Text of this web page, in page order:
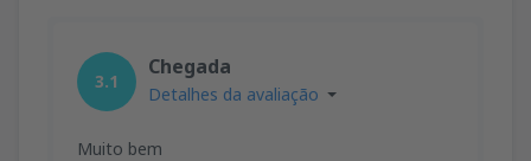
3.1
Chegada
Detalhes da avaliação
Muito bem